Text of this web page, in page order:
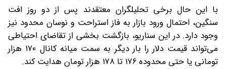
با این حال برخی تحلیلگران معتقدند پس از دو روز افت
سنگین، احتمال ورود بازار به فاز استراحت و نوسان محدود نیز
وجود دارد. در این سناریو، بازگشت بخشی از تقاضای احتیاطی
می‌تواند قیمت دلار را بار دیگر به سمت میانه کانال ۱۷۰ هزار
تومانی یا حتی محدوده ۱۷۶ تا ۱۷۸ هزار تومان هدایت کند.